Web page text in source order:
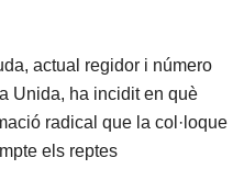
actual regidor i número
Unida, ha incidit en què
radical que la col·loque
els reptes